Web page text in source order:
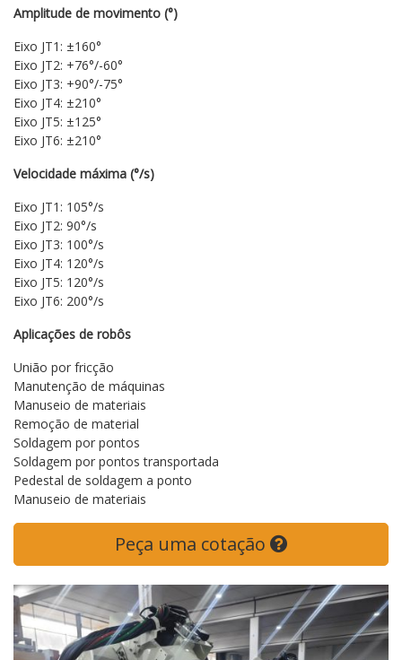
Amplitude de movimento (°)
Eixo JT1: ±160°
Eixo JT2: +76°/-60°
Eixo JT3: +90°/-75°
Eixo JT4: ±210°
Eixo JT5: ±125°
Eixo JT6: ±210°
Velocidade máxima (°/s)
Eixo JT1: 105°/s
Eixo JT2: 90°/s
Eixo JT3: 100°/s
Eixo JT4: 120°/s
Eixo JT5: 120°/s
Eixo JT6: 200°/s
Aplicações de robôs
União por fricção
Manutenção de máquinas
Manuseio de materiais
Remoção de material
Soldagem por pontos
Soldagem por pontos transportada
Pedestal de soldagem a ponto
Manuseio de materiais
Peça uma cotação